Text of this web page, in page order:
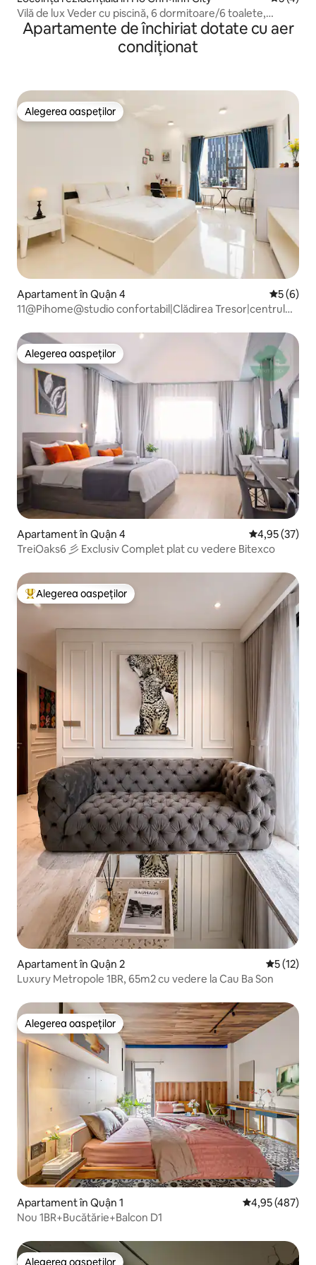
Vilă de lux Veder cu piscină, 6 dormitoare/6 toalete,
Saigon Central
Apartamente de închiriat dotate cu aer
condiționat
Alegerea oaspeților
Alegerea oaspeților
Apartament în Quận 4 Scor
5 (6)
11@Pihome@studio confortabil|Clădirea Tresor|centrul
Alegerea oaspeților
Alegerea oaspeților
Apartament în Quận 4 Scor mediu
4,95 (37)
TreiOaks6 彡 Exclusiv Complet plat cu vedere Bitexco
Locuință din topul categoriei Alegerea oaspeților
Alegerea oaspeților
Apartament în Quận 2 Scor
5 (12)
Luxury Metropole 1BR, 65m2 cu vedere la Cau Ba Son
Alegerea oaspeților
Alegerea oaspeților
Apartament în Quận 1 Scor mediu de
4,95 (487)
Nou 1BR+Bucătărie+Balcon D1
Alegerea oaspeților